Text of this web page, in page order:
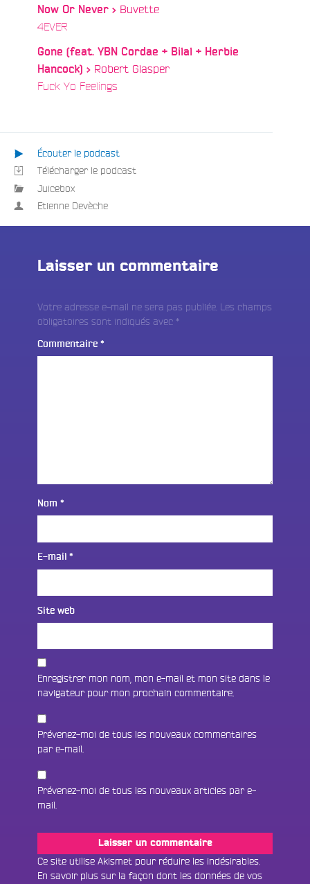
Now Or Never > Buvette
4EVER
Gone (feat. YBN Cordae + Bilal + Herbie
Hancock) > Robert Glasper
Fuck Yo Feelings/
Écouter le podcast
Télécharger le podcast
Juicebox
Etienne Devèche
Laisser un commentaire
Votre adresse e-mail ne sera pas publiée. Les champs
obligatoires sont indiqués avec *
Commentaire *
Nom *
E-mail *
Site web
Enregistrer mon nom, mon e-mail et mon site dans le
navigateur pour mon prochain commentaire.
Prévenez-moi de tous les nouveaux commentaires
par e-mail.
Prévenez-moi de tous les nouveaux articles par e-
mail.
Ce site utilise Akismet pour réduire les indésirables.
En savoir plus sur la façon dont les données de vos